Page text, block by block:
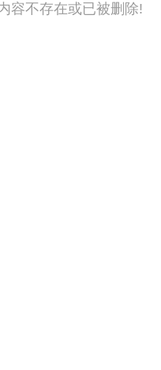
容不存在或已被删除!